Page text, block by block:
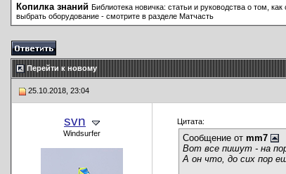
Копилка знаний Библиотека новичка: статьи и руководства о том,
выбрать оборудование - смотрите в разделе Матчасть
Перейти к новому
25.10.2018, 23:04
svn
Windsurfer
Цитата:
Сообщение от mm7
Вот все пишут - на
А он что, до сих пор